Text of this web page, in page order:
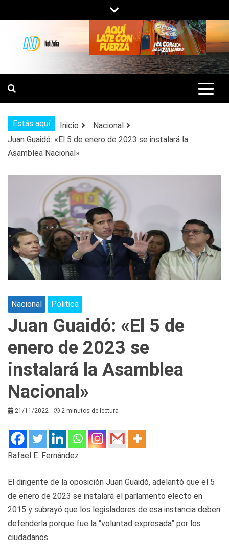
al
contenido
NOTIZULIA
NOTICIAS DEL ZULIA, VENEZUELA Y
DE INTERÉS GENERAL.
Estás aquí Inicio
Nacional
Juan Guaidó: «El 5 de enero de 2023 se instalará la
Asamblea Nacional»
Nacional Politica
Juan Guaidó: «El 5 de
enero de 2023 se
instalará la Asamblea
Nacional»
21/11/2022 2 minutos de lectura
Rafael E. Fernández
El dirigente de la oposición Juan Guaidó, adelantó que el 5
de enero de 2023 se instalará el parlamento electo en
2015 y subrayó que los legisladores de esa instancia deben
defenderla porque fue la “voluntad expresada” por los
ciudadanos.